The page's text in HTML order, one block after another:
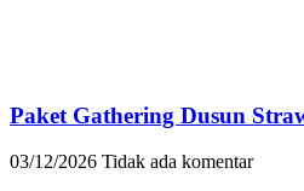
Paket Gathering Dusun
03/12/2026 Tidak ada komentar